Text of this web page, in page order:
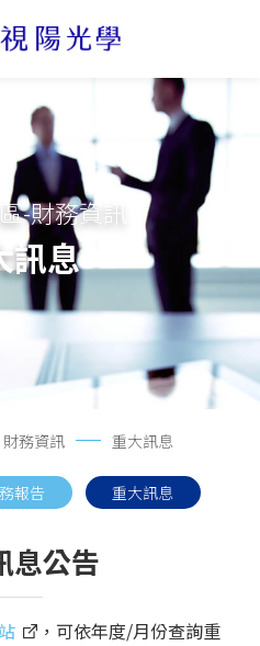
-財務資訊
訊息
財務資訊 重大訊息
報告 重大訊息
息公告
，可依年度/月份查詢重